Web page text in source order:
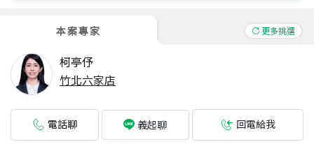
本案專家 更多挑選
柯亭伃
竹北六家店
電話聊 義起聊 回電給我